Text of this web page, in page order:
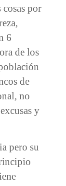
por
6
de los
de
no
y
pero su